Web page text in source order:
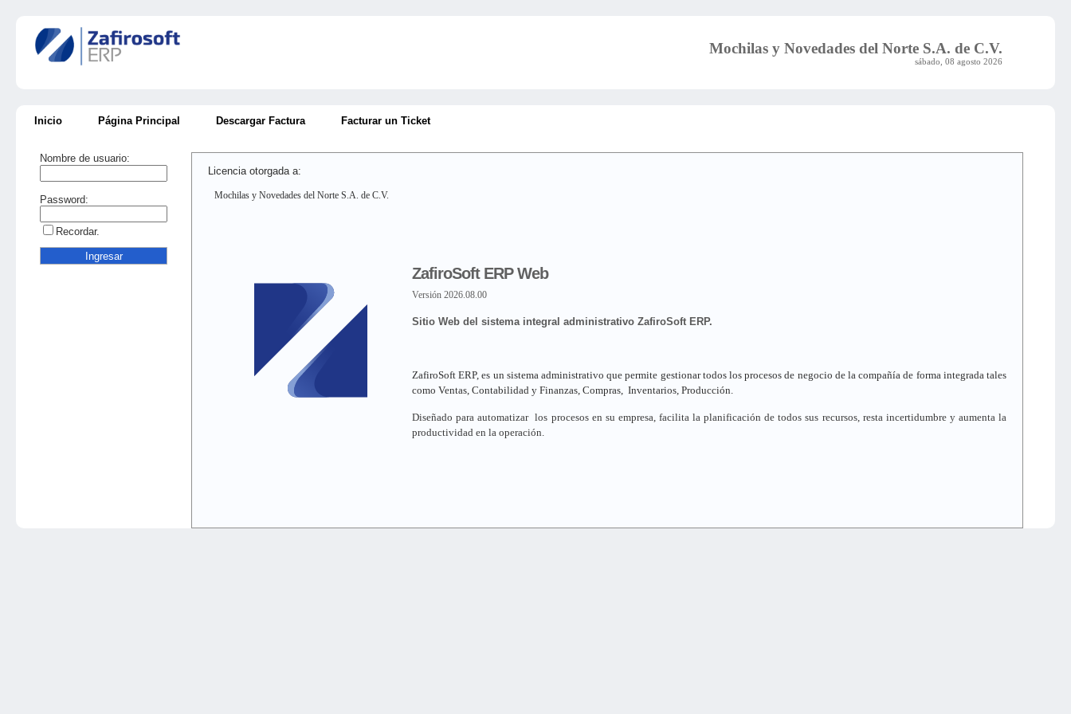
Mochilas y Novedades del Norte S.A. de C.V.
sábado, 08 agosto 2026
Inicio Página Principal Descargar Factura Facturar un Ticket
Nombre de usuario:
Password:
Recordar.
Licencia otorgada a:
Mochilas y Novedades del Norte S.A. de C.V.
ZafiroSoft ERP Web
Versión 2026.08.00
Sitio Web del sistema integral administrativo ZafiroSoft ERP.
ZafiroSoft ERP, es un sistema administrativo que permite gestionar todos los procesos de negocio de la compañía de forma integrada tales
como Ventas, Contabilidad y Finanzas, Compras, Inventarios, Producción.
Diseñado para automatizar los procesos en su empresa, facilita la planificación de todos sus recursos, resta incertidumbre y aumenta la
productividad en la operación.